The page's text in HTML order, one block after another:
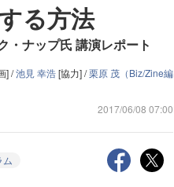
る方法
・ナップ氏 講演レポート
] /池見 幸浩[協力] /栗原 茂（Biz/Zine編
2017/06/08 07:00
ム